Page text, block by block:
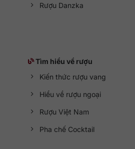
Rượu Danzka
Tìm hiểu về rượu
Kiến thức rượu vang
Hiểu về rượu ngoại
Rượu Việt Nam
Pha chế Cocktail